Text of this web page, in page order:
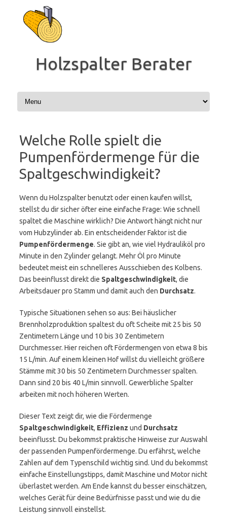
Inhalt
springen
Holzspalter Berater
Welche Rolle spielt die
Pumpenfördermenge für die
Spaltgeschwindigkeit?
Wenn du Holzspalter benutzt oder einen kaufen willst,
stellst du dir sicher öfter eine einfache Frage: Wie schnell
spaltet die Maschine wirklich? Die Antwort hängt nicht nur
vom Hubzylinder ab. Ein entscheidender Faktor ist die
Pumpenfördermenge. Sie gibt an, wie viel Hydrauliköl pro
Minute in den Zylinder gelangt. Mehr Öl pro Minute
bedeutet meist ein schnelleres Ausschieben des Kolbens.
Das beeinflusst direkt die Spaltgeschwindigkeit, die
Arbeitsdauer pro Stamm und damit auch den Durchsatz.
Typische Situationen sehen so aus: Bei häuslicher
Brennholzproduktion spaltest du oft Scheite mit 25 bis 50
Zentimetern Länge und 10 bis 30 Zentimetern
Durchmesser. Hier reichen oft Fördermengen von etwa 8 bis
15 L/min. Auf einem kleinen Hof willst du vielleicht größere
Stämme mit 30 bis 50 Zentimetern Durchmesser spalten.
Dann sind 20 bis 40 L/min sinnvoll. Gewerbliche Spalter
arbeiten mit noch höheren Werten.
Dieser Text zeigt dir, wie die Fördermenge
Spaltgeschwindigkeit, Effizienz und Durchsatz
beeinflusst. Du bekommst praktische Hinweise zur Auswahl
der passenden Pumpenfördermenge. Du erfährst, welche
Zahlen auf dem Typenschild wichtig sind. Und du bekommst
einfache Einstellungstipps, damit Maschine und Motor nicht
überlastet werden. Am Ende kannst du besser einschätzen,
welches Gerät für deine Bedürfnisse passt und wie du die
Leistung sinnvoll einstellst.